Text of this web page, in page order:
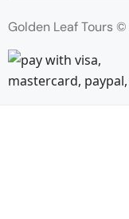
Golden Leaf Tours